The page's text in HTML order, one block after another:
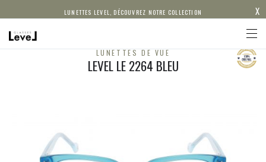
LUNETTES LEVEL, DÉCOUVREZ NOTRE COLLECTION X
LUNETTES DE VUE
LEVEL LE 2264 BLEU